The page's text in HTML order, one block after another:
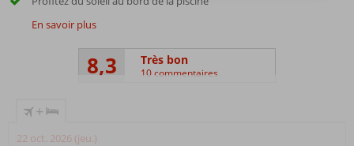
En savoir plus
8,3 Très bon
10 commentaires
+
22 oct. 2026 (jeu.)